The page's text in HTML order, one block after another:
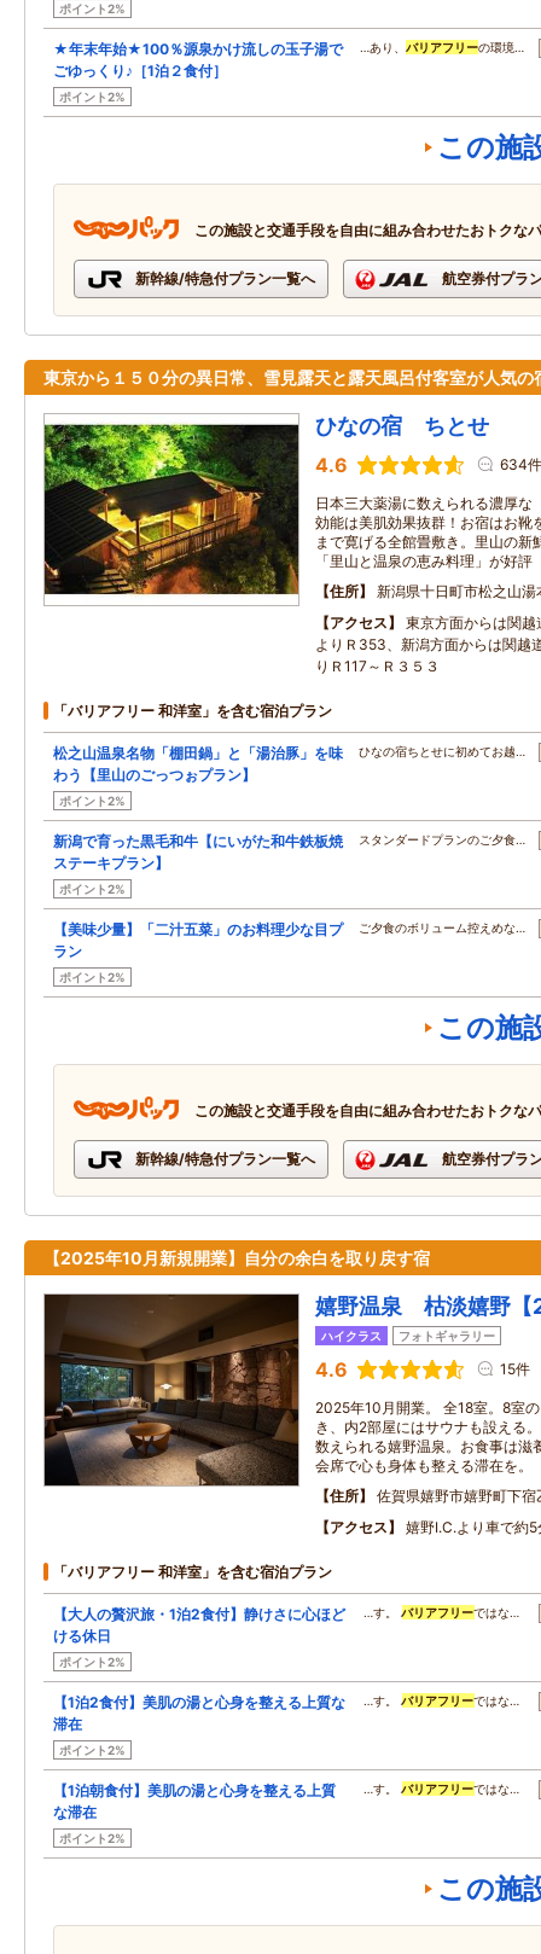
ポイント2%
★年末年始★100％源泉かけ流しの玉子湯で
ごゆっくり♪［1泊２食付］
ポイント2%
…あり、 バリアフリーの環境…
この施
この施設と交通手段を自由に組み合わせたおトクな
新幹線/特急付プラン一覧へ 航空券付プラ
東京から１５０分の異日常、雪見露天と露天風呂付客室が人気の
ひなの宿 ちとせ
4.6 634件
日本三大薬湯に数えられる濃厚な
効能は美肌効果抜群！お宿はお靴
まで寛げる全館畳敷き。里山の新
「里山と温泉の恵み料理」が好評
住所
新潟県十日町市松之山湯
アクセス
東京方面からは関
よりＲ353、新潟方面からは関越
りＲ117～Ｒ３５３
「バリアフリー 和洋室」を含む宿泊プラン
松之山温泉名物「棚田鍋」と「湯治豚」を味
わう【里山のごっつぉプラン】
ポイント2%
ひなの宿ちとせに初めてお越…
新潟で育った黒毛和牛【にいがた和牛鉄板焼
ステーキプラン】
ポイント2%
スタンダードプランのご夕食…
【美味少量】「二汁五菜」のお料理少な目プ
ラン
ポイント2%
ご夕食のボリューム控えめな…
この施
この施設と交通手段を自由に組み合わせたおトクな
新幹線/特急付プラン一覧へ 航空券付プラ
【2025年10月新規開業】自分の余白を取り戻す宿
嬉野温泉 枯淡嬉野【
ハイクラス フォトギャラリー
4.6 15件
2025年10月開業。 全18室。8室
き、内2部屋にはサウナも設える
数えられる嬉野温泉。お食事は滋
会席で心も身体も整える滞在を。
住所
佐賀県嬉野市嬉野町下宿
アクセス
嬉野I.C.より車で約5
「バリアフリー 和洋室」を含む宿泊プラン
【大人の贅沢旅・1泊2食付】静けさに心ほど
ける休日
ポイント2%
…す。バリアフリーではな…
【1泊2食付】美肌の湯と心身を整える上質な
滞在
ポイント2%
…す。バリアフリーではな…
【1泊朝食付】美肌の湯と心身を整える上質
な滞在
ポイント2%
…す。バリアフリーではな…
この施